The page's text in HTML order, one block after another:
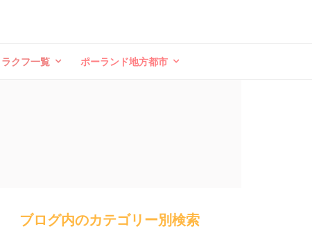
クフ一覧 ポーランド地方都市
ブログ内のカテゴリー別検索